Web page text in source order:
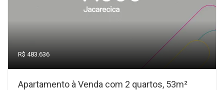
R$ 483.636
Apartamento à Venda com 2 quartos, 53m²